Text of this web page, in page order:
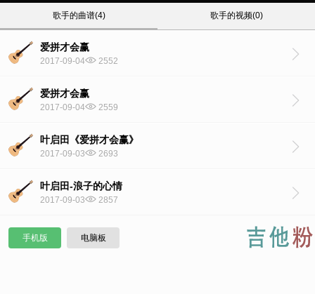
歌手的曲谱(4) 歌手的视频(0)
爱拼才会赢
2017-09-04 2552
爱拼才会赢
2017-09-04 2559
叶启田《爱拼才会赢》
2017-09-03 2693
叶启田-浪子的心情
2017-09-03 2857
手机版 电脑板